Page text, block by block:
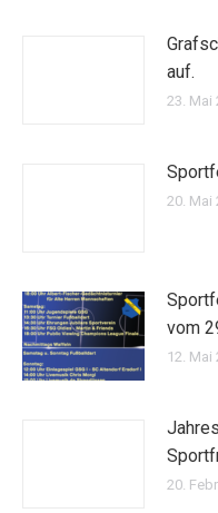
auf.
23. Mai
20. Mai
vom
12. Mai
20.